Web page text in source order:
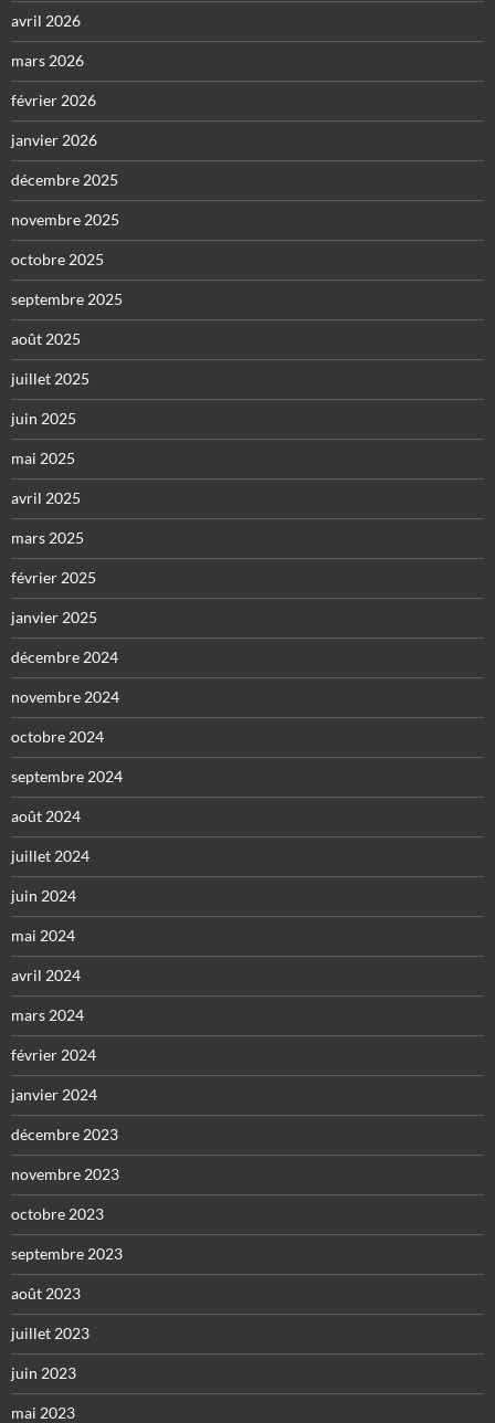
avril 2026
mars 2026
février 2026
janvier 2026
décembre 2025
novembre 2025
octobre 2025
septembre 2025
août 2025
juillet 2025
juin 2025
mai 2025
avril 2025
mars 2025
février 2025
janvier 2025
décembre 2024
novembre 2024
octobre 2024
septembre 2024
août 2024
juillet 2024
juin 2024
mai 2024
avril 2024
mars 2024
février 2024
janvier 2024
décembre 2023
novembre 2023
octobre 2023
septembre 2023
août 2023
juillet 2023
juin 2023
mai 2023